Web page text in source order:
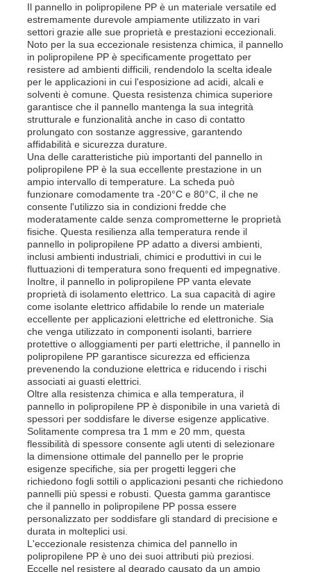
Casa
Prodotti
Chi siamo
Fatory Tour
Controllo di qualità
Contattaci
Il pannello in polipropilene PP è un materiale versatile ed
estremamente durevole ampiamente utilizzato in vari
settori grazie alle sue proprietà e prestazioni eccezionali.
Noto per la sua eccezionale resistenza chimica, il pannello
in polipropilene PP è specificamente progettato per
resistere ad ambienti difficili, rendendolo la scelta ideale
per le applicazioni in cui l'esposizione ad acidi, alcali e
solventi è comune. Questa resistenza chimica superiore
garantisce che il pannello mantenga la sua integrità
strutturale e funzionalità anche in caso di contatto
prolungato con sostanze aggressive, garantendo
affidabilità e sicurezza durature.
Una delle caratteristiche più importanti del pannello in
polipropilene PP è la sua eccellente prestazione in un
ampio intervallo di temperature. La scheda può
funzionare comodamente tra -20°C e 80°C, il che ne
consente l'utilizzo sia in condizioni fredde che
moderatamente calde senza comprometterne le proprietà
fisiche. Questa resilienza alla temperatura rende il
pannello in polipropilene PP adatto a diversi ambienti,
inclusi ambienti industriali, chimici e produttivi in ​​cui le
fluttuazioni di temperatura sono frequenti ed impegnative.
Inoltre, il pannello in polipropilene PP vanta elevate
proprietà di isolamento elettrico. La sua capacità di agire
come isolante elettrico affidabile lo rende un materiale
eccellente per applicazioni elettriche ed elettroniche. Sia
che venga utilizzato in componenti isolanti, barriere
protettive o alloggiamenti per parti elettriche, il pannello in
polipropilene PP garantisce sicurezza ed efficienza
prevenendo la conduzione elettrica e riducendo i rischi
associati ai guasti elettrici.
Oltre alla resistenza chimica e alla temperatura, il
pannello in polipropilene PP è disponibile in una varietà di
spessori per soddisfare le diverse esigenze applicative.
Solitamente compresa tra 1 mm e 20 mm, questa
flessibilità di spessore consente agli utenti di selezionare
la dimensione ottimale del pannello per le proprie
esigenze specifiche, sia per progetti leggeri che
richiedono fogli sottili o applicazioni pesanti che richiedono
pannelli più spessi e robusti. Questa gamma garantisce
che il pannello in polipropilene PP possa essere
personalizzato per soddisfare gli standard di precisione e
durata in molteplici usi.
L'eccezionale resistenza chimica del pannello in
polipropilene PP è uno dei suoi attributi più preziosi.
Eccelle nel resistere al degrado causato da un ampio